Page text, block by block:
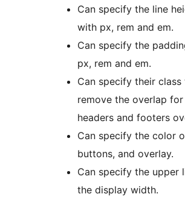
Can specify the line
with px, rem and em.
Can specify the
px, rem and em.
Can specify their class
remove the overlap for
headers and footers
Can specify the color
buttons, and overlay.
Can specify the upper
the display width.